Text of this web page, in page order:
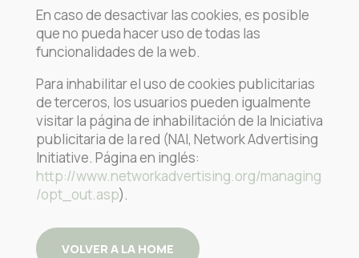
En caso de desactivar las cookies, es posible
que no pueda hacer uso de todas las
funcionalidades de la web.
Para inhabilitar el uso de cookies publicitarias
de terceros, los usuarios pueden igualmente
visitar la página de inhabilitación de la Iniciativa
publicitaria de la red (NAI, Network Advertising
Initiative. Página en inglés:
http://www.networkadvertising.org/managing
/opt_out.asp).
VOLVER A LA HOME